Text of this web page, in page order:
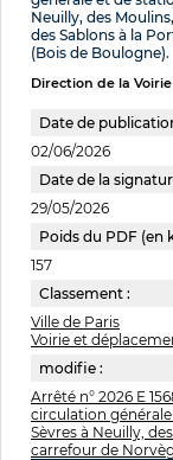
Neuilly, des
des Sablons à la
(Bois de Boulogne).
Direction de la
Date de
02/06/2026
Date de la
29/05/2026
Poids du PDF (en
157
Classement :
Ville de Paris
Voirie et
modifie :
Arrêté n° 2026 E
circulation
Sèvres à Neuilly,
carrefour de